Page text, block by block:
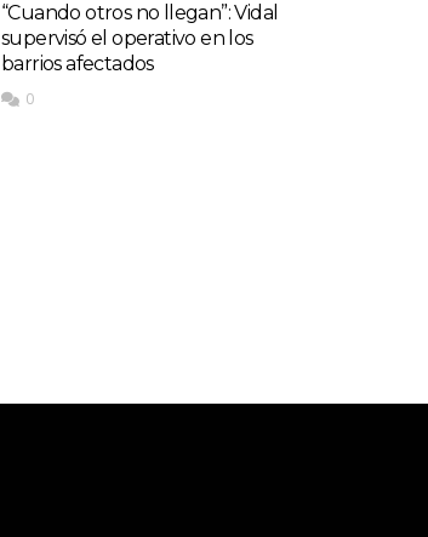
“Cuando otros no llegan”: Vidal
supervisó el operativo en los
barrios afectados
0